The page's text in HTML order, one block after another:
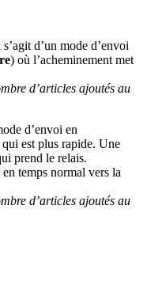
s’agit d’un mode d’envoi
) où l’acheminement met
d’articles ajoutés au
d’envoi en
qui est plus rapide. Une
prend le relais.
en temps normal vers la
d’articles ajoutés au